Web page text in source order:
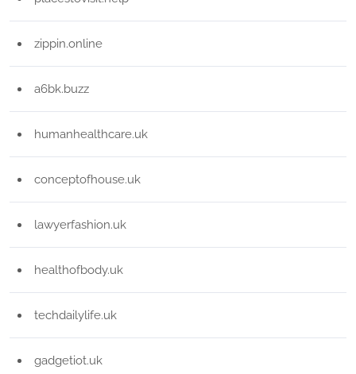
zippin.online
a6bk.buzz
humanhealthcare.uk
conceptofhouse.uk
lawyerfashion.uk
healthofbody.uk
techdailylife.uk
gadgetiot.uk